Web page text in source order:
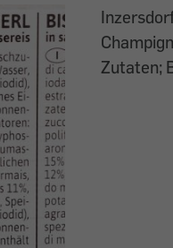
Zutaten;